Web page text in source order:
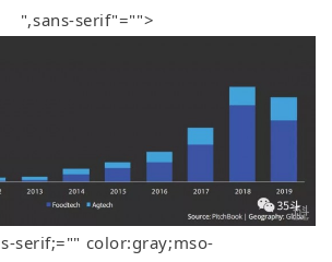
",sans-serif"="">
serif;="" color:gray;mso-